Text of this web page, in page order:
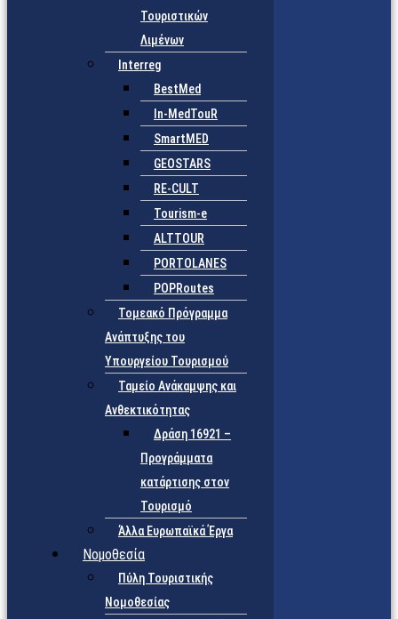
Τουριστικών
Λιμένων
Interreg
BestMed
In-MedTouR
SmartMED
GEOSTARS
RE-CULT
Tourism-e
ALTTOUR
PORTOLANES
POPRoutes
Τομεακό Πρόγραμμα
Ανάπτυξης του
Υπουργείου Τουρισμού
Ταμείο Ανάκαμψης και
Ανθεκτικότητας
Δράση 16921 –
Προγράμματα
κατάρτισης στον
Τουρισμό
Άλλα Ευρωπαϊκά Έργα
Νομοθεσία
Πύλη Τουριστικής
Νομοθεσίας